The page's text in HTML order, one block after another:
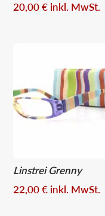
20,00€ inkl. MwSt.
Linstrei Grenny
22,00€ inkl. MwSt.